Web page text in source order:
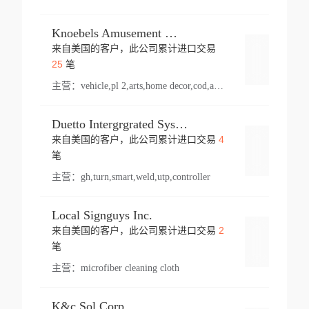
Knoebels Amusement Resort
来自美国的客户，此公司累计进口交易
25笔
主营： vehicle,pl 2,arts,home decor,cod,amusement ride,sea
Duetto Intergrgrated Systems Inc.
来自美国的客户，此公司累计进口交易 4
笔
主营： gh,turn,smart,weld,utp,controller
Local Signguys Inc.
来自美国的客户，此公司累计进口交易 2
笔
主营： microfiber cleaning cloth
K&c Sol Corp.